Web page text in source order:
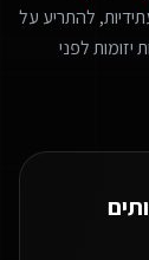
להתריע על
יזומות לפני